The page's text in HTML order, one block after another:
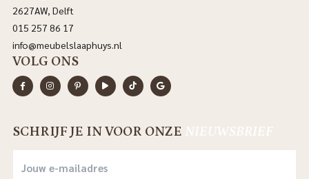
2627AW, Delft
015 257 86 17
info@meubelslaaphuys.nl
VOLG ONS
SCHRIJF JE IN VOOR ONZE NIEUWSBRIEF